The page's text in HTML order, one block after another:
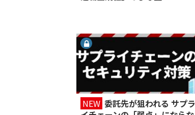
NEW 委託先が狙われる サプラ